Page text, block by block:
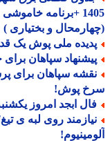
1405 +برنامه خاموشی
و بختیاری )
ملی پوش یک قدم
سپاهان برای جذب 2 بازیکن
سپاهان برای
پوش!
ابجد امروز یکشنبه 18 مرداد ماه 1405
روی لبه ی تیغ؛